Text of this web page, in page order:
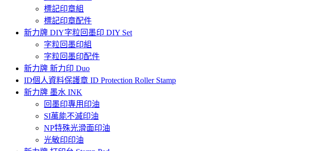
標記印章組
標記印章配件
新力牌 DIY字粒回墨印 DIY Set
字粒回墨印組
字粒回墨印配件
新力牌 新力印 Duo
ID個人資料保護章 ID Protection Roller Stamp
新力牌 墨水 INK
回墨印專用印油
SI萬能不滅印油
NP特殊光滑面印油
光敏印印油